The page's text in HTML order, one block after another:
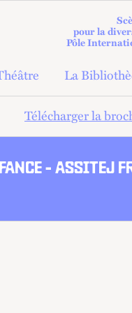
pour la
Pôle
La
- ASSITEJ
Télécharger la
BIAC
DE